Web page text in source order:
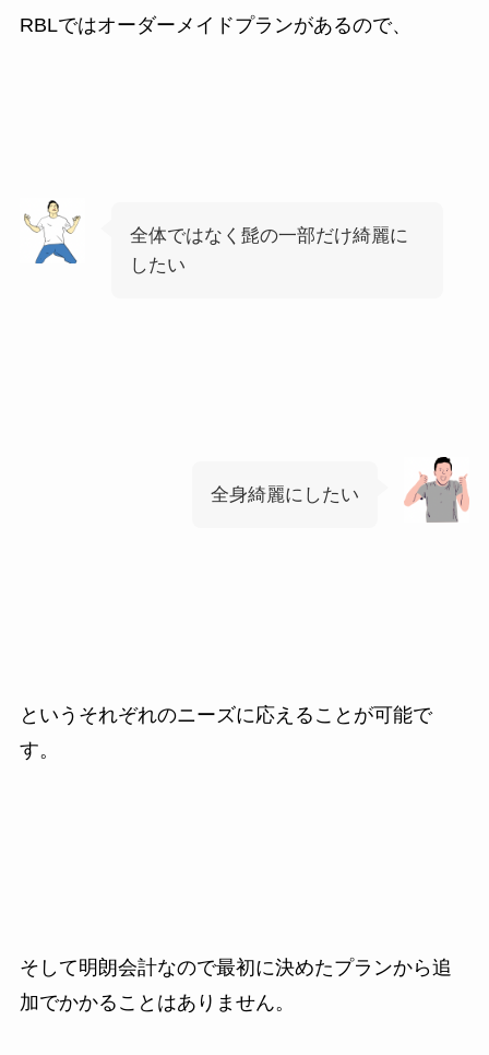
RBLではオーダーメイドプランがあるので、
全体ではなく髭の一部だけ綺麗に
したい
全身綺麗にしたい
というそれぞれのニーズに応えることが可能で
す。
そして明朗会計なので最初に決めたプランから追
加でかかることはありません。